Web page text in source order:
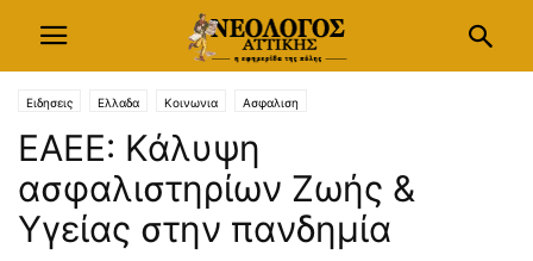
Ειδησεις Ελλαδα Κοινωνια Ασφαλιση
ΕΑΕΕ: Κάλυψη
ασφαλιστηρίων Ζωής &
Υγείας στην πανδημία